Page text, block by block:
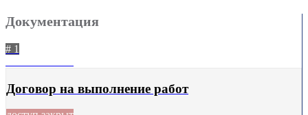
Документация
# 1
Договор на выполнение работ